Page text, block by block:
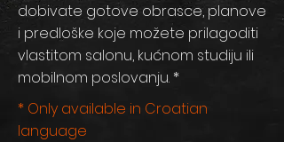
dobivate gotove obrasce, planove
i predloške koje možete prilagoditi
vlastitom salonu, kućnom studiju ili
mobilnom poslovanju. *
* Only available in Croatian
language